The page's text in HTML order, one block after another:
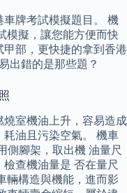
牌考試模擬題目。 機
模擬，讓您能方便而快
部，更快捷的拿到香港
出錯的是那些題？
室機油上升，容易造成
油且污染空氣。 機車
側腳架，取出機 油量尺
查機油量是 否在量尺
輛構造與機能，進而影